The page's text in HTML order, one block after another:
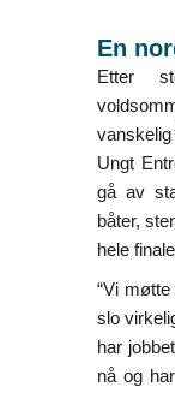
En
Etter
Ungt
gå av
båter,
hele
“Vi
slo
har
nå og